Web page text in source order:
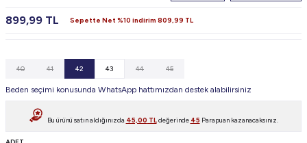
899,99 TL Sepette Net %10 indirim 809,99 TL
40 41 42 43 44 45
Beden seçimi konusunda WhatsApp hattımızdan destek alabilirsiniz
Bu ürünü satın aldığınızda 45,00 TLdeğerinde 45 Parapuan kazanacaksınız.